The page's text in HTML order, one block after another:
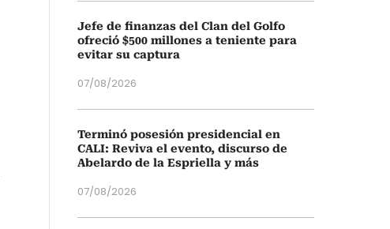
Jefe de finanzas del Clan del Golfo
ofreció $500 millones a teniente para
evitar su captura
07/08/2026
Terminó posesión presidencial en
CALI: Reviva el evento, discurso de
Abelardo de la Espriella y más
07/08/2026